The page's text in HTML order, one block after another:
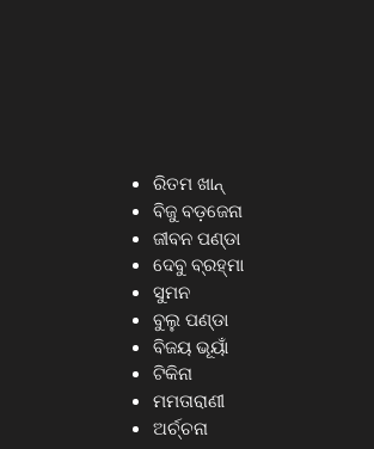
ରିତମ ଖାନ୍
ବିଜୁ ବଡ଼ଜେନା
ଜୀବନ ପଣ୍ଡା
ଦେବୁ ବ୍ରହ୍ମା
ସୁମନ
ବୁଲୁ ପଣ୍ଡା
ବିଜୟ ଭୂୟାଁ
ଟିକିନା
ମମତାରାଣୀ
ଅର୍ଚ୍ଚନା